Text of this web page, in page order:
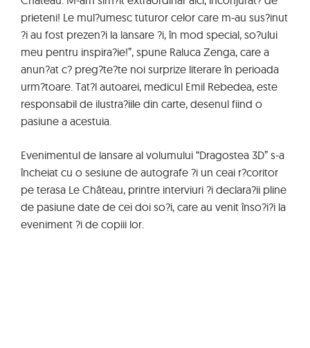
prieteni! Le mul?umesc tuturor celor care m-au sus?inut
?i au fost prezen?i la lansare ?i, în mod special, so?ului
meu pentru inspira?ie!”, spune Raluca Zenga, care a
anun?at c? preg?te?te noi surprize literare în perioada
urm?toare. Tat?l autoarei, medicul Emil Rebedea, este
responsabil de ilustra?iile din carte, desenul fiind o
pasiune a acestuia.
Evenimentul de lansare al volumului “Dragostea 3D” s-a
încheiat cu o sesiune de autografe ?i un ceai r?coritor
pe terasa Le Château, printre interviuri ?i declara?ii pline
de pasiune date de cei doi so?i, care au venit înso?i?i la
eveniment ?i de copiii lor.